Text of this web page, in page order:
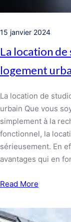
15 janvier 2024
La location
logement
La location de
urbain Que vous
simplement à la
fonctionnel, la
sérieusement. En
avantages qui en
Read More